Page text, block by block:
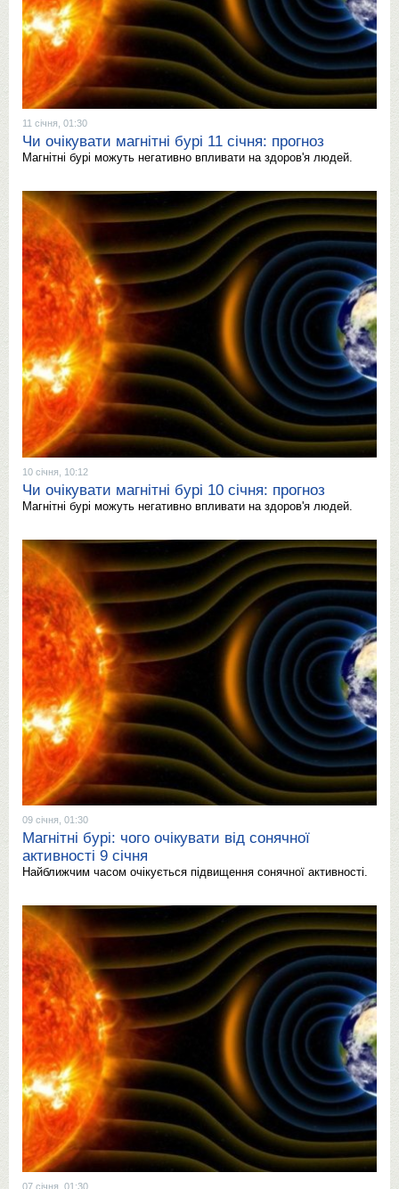
11 січня, 01:30
Чи очікувати магнітні бурі 11 січня: прогноз
Магнітні бурі можуть негативно впливати на здоров'я людей.
10 січня, 10:12
Чи очікувати магнітні бурі 10 січня: прогноз
Магнітні бурі можуть негативно впливати на здоров'я людей.
09 січня, 01:30
Магнітні бурі: чого очікувати від сонячної
активності 9 січня
Найближчим часом очікується підвищення сонячної активності.
07 січня, 01:30